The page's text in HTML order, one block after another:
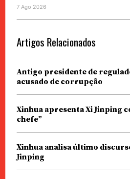
7 Ago 2026
Artigos Relacionados
Antigo presidente de
acusado de corrupção
Xinhua apresenta Xi Jinping
chefe”
Xinhua analisa último
Jinping